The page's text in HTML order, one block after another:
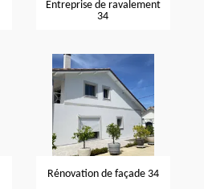
Entreprise de ravalement
34
Rénovation de façade 34